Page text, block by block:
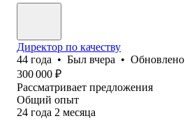
Директор по качеству
44 года • Был вчера • Обновлено
300 000 ₽
Рассматривает предложения
Общий опыт
24 года 2 месяца